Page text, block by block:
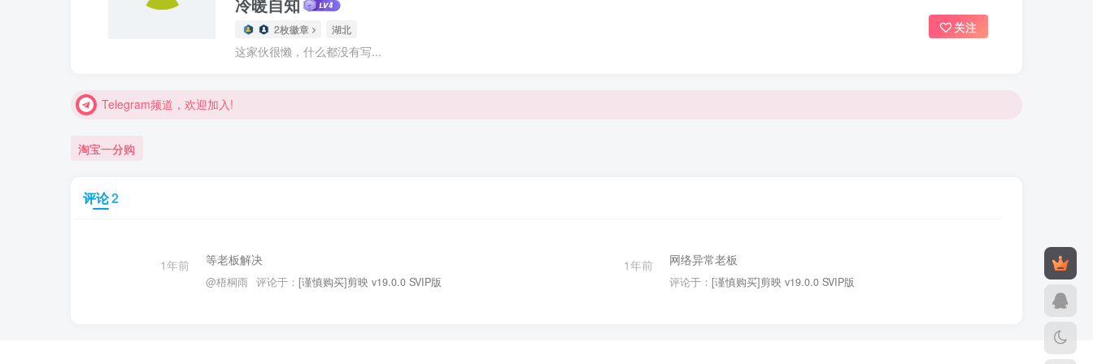
2枚徽章 湖北
这家伙很懒，什么都没有写...
关注
Telegram频道，欢迎加入!
淘宝一分购
评论2
1年前 等老板解决
@梧桐雨 评论于： [谨慎购买]剪映 v19.0.0 SVIP版
1年前 网络异常老板
评论于： [谨慎购买]剪映 v19.0.0 SVIP版